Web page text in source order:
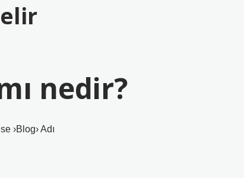
nedir?
›Blog› Adı